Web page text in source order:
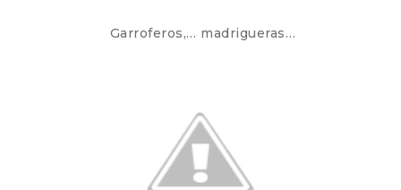
Garroferos,… madrigueras…